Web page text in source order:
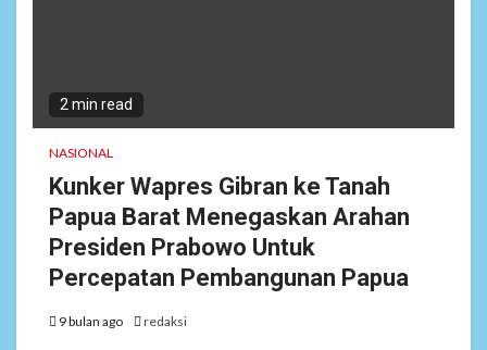
2 min read
NASIONAL
Kunker Wapres Gibran ke Tanah
Papua Barat Menegaskan Arahan
Presiden Prabowo Untuk
Percepatan Pembangunan Papua
9 bulan ago redaksi